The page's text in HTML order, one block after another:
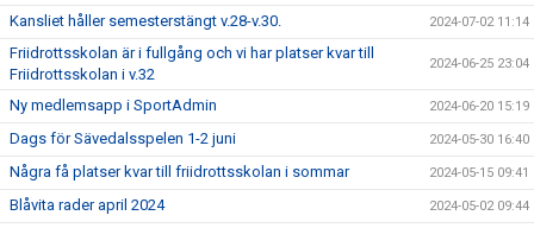
Kansliet håller semesterstängt v.28-v.30. 2024-07-02 11:14
Friidrottsskolan är i fullgång och vi har platser kvar till
Friidrottsskolan i v.32
2024-06-25 23:04
Ny medlemsapp i SportAdmin 2024-06-20 15:19
Dags för Sävedalsspelen 1-2 juni 2024-05-30 16:40
Några få platser kvar till friidrottsskolan i sommar 2024-05-15 09:41
Blåvita rader april 2024 2024-05-02 09:44